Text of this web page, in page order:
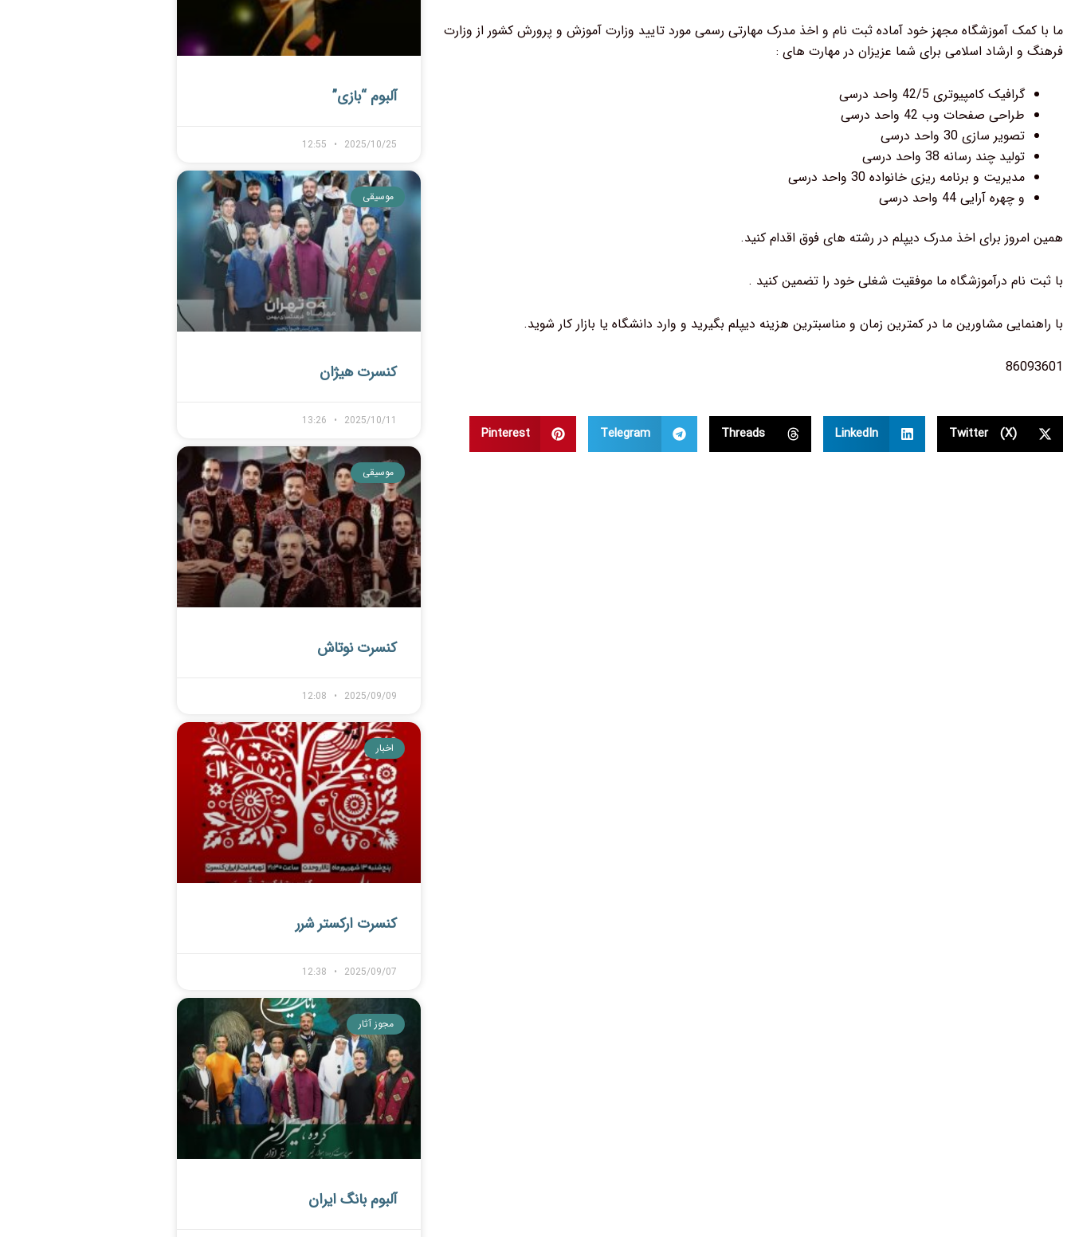
ما با کمک آموزشگاه مجهز خود آماده ثبت نام و اخذ مدرک مهارتی رسمی مورد تایید وزارت آموزش و پرورش کشور از وزارت
فرهنگ و ارشاد اسلامی برای شما عزیزان در مهارت های :
گرافیک کامپیوتری 42/5 واحد درسی
طراحی صفحات وب 42 واحد درسی
تصویر سازی 30 واحد درسی
تولید چند رسانه 38 واحد درسی
مدیریت و برنامه ریزی خانواده 30 واحد درسی
و چهره آرایی 44 واحد درسی
همین امروز برای اخذ مدرک دیپلم در رشته های فوق اقدام کنید.
با ثبت نام درآموزشگاه ما موفقیت شغلی خود را تضمین کنید .
با راهنمایی مشاورین ما در کمترین زمان و مناسبترین هزینه دیپلم بگیرید و وارد دانشگاه یا بازار کار شوید.
86093601
Twitter (X)
LinkedIn
Threads
Telegram
Pinterest
آلبوم “بازی”
2025/10/25
موسیقی
کنسرت هیژان
2025/10/11
موسیقی
کنسرت نوتاش
2025/09/09
اخبار
کنسرت ارکستر شرر
2025/09/07
مجوز آثار
آلبوم بانگ ایران